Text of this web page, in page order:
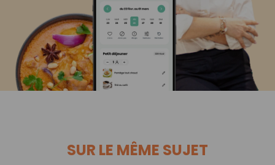
SUR LE MÊME SUJET